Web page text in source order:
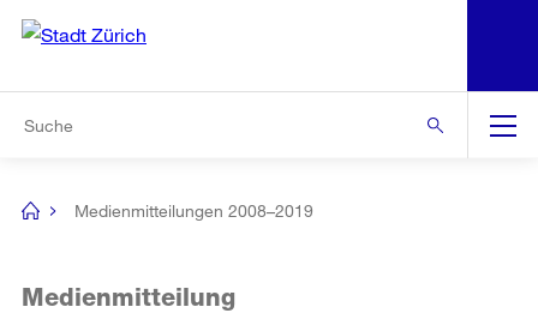
Navigation
[no
Medienmitteilungen 2008–2019
Medienmitteilung